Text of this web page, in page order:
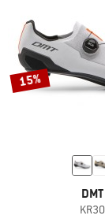
15%
DMT
KR30